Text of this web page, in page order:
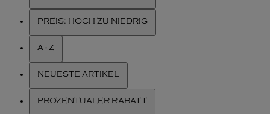
PREIS: HOCH ZU NIEDRIG
A - Z
NEUESTE ARTIKEL
PROZENTUALER RABATT